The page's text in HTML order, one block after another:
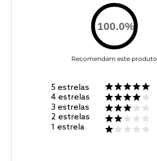
100.0%
Recomendam este produto
5 estrelas
4 estrelas
3 estrelas
2 estrelas
1 estrela